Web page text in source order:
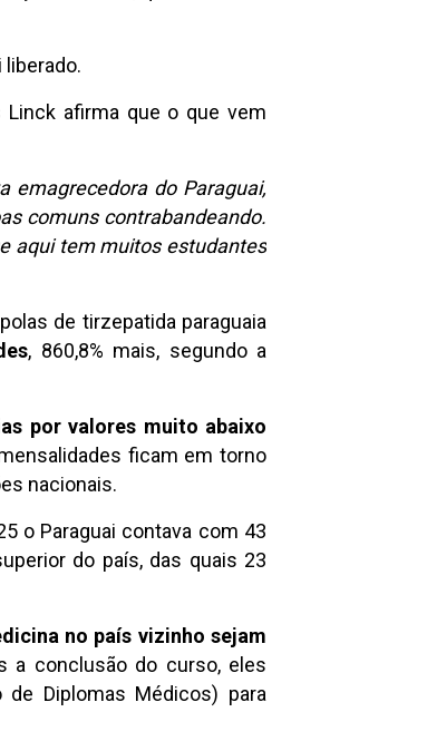
liberado.
Linck afirma que o que vem
emagrecedora do Paraguai,
comuns contrabandeando.
aqui tem muitos estudantes
de tirzepatida paraguaia
, 860,8% mais, segundo a
por valores muito abaixo
ficam em torno
nacionais.
o Paraguai contava com 43
do país, das quais 23
no país vizinho sejam
a conclusão do curso, eles
de Diplomas Médicos) para